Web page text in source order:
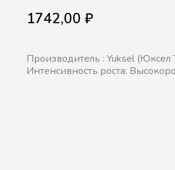
1742,00 ₽
Производитель : Yuksel (Юксел
Интенсивность роста: